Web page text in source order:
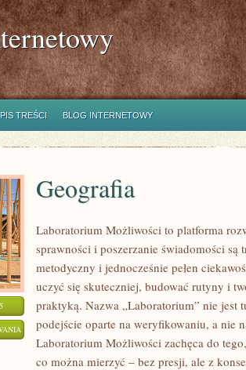
TREŚCI BLOG INTERNETOWY
GEOGRAFIA
Geografia
Laboratorium Możliwości to platforma
sprawności i poszerzanie świadomości
metodyczny i jednocześnie pełen
uczyć się skuteczniej, budować rutyny i
praktyką. Nazwa „Laboratorium” nie jest
podejście oparte na weryfikowaniu, a nie
Laboratorium Możliwości zachęca do
co można mierzyć – bez presji, ale z